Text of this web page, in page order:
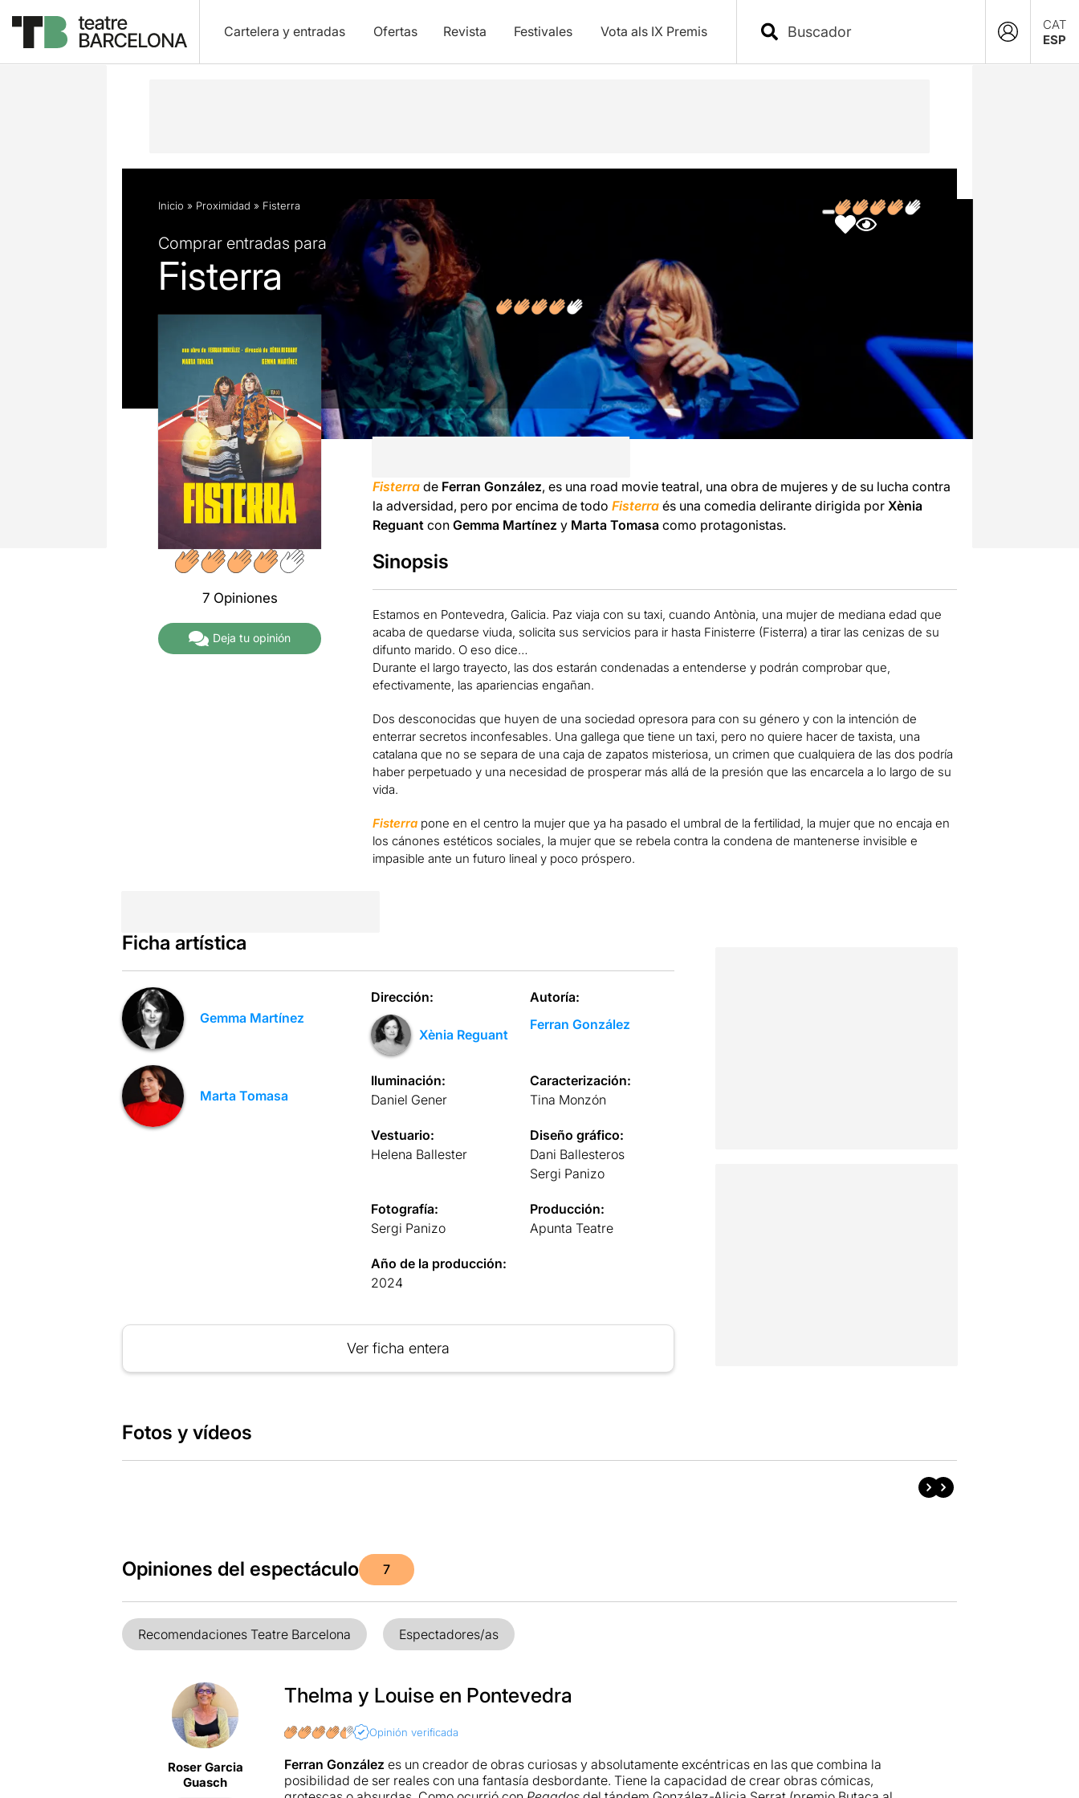
Cartelera y entradas Ofertas Revista Festivales Vota als IX Premis
CAT
ESP
Descripción Ficha artística Fotos y vídeos Opiniones Artículos
Inicio » Proximidad » Fisterra
Comprar entradas para
Fisterra
7 Opiniones
Deja tu opinión
Fisterra de Ferran González, es una road movie teatral, una obra de mujeres y de su lucha contra
la adversidad, pero por encima de todo Fisterraés una comedia delirante dirigida porXènia
Reguant con Gemma Martínez yMarta Tomasa como protagonistas.
Sinopsis
Estamos en Pontevedra, Galicia. Paz viaja con su taxi, cuando Antònia, una mujer de mediana edad que
acaba de quedarse viuda, solicita sus servicios para ir hasta Finisterre (Fisterra) a tirar las cenizas de su
difunto marido. O eso dice…
Durante el largo trayecto, las dos estarán condenadas a entenderse y podrán comprobar que,
efectivamente, las apariencias engañan.
Dos desconocidas que huyen de una sociedad opresora para con su género y con la intención de
enterrar secretos inconfesables. Una gallega que tiene un taxi, pero no quiere hacer de taxista, una
catalana que no se separa de una caja de zapatos misteriosa, un crimen que cualquiera de las dos podría
haber perpetuado y una necesidad de prosperar más allá de la presión que las encarcela a lo largo de su
vida.
Fisterra pone en el centro la mujer que ya ha pasado el umbral de la fertilidad, la mujer que no encaja en
los cánones estéticos sociales, la mujer que se rebela contra la condena de mantenerse invisible e
impasible ante un futuro lineal y poco próspero.
Ficha artística
Gemma Martínez
Marta Tomasa
Dirección:
Xènia Reguant
Autoría:
Ferran González
Iluminación:
Daniel Gener
Caracterización:
Tina Monzón
Vestuario:
Helena Ballester
Diseño gráfico:
Dani Ballesteros
Sergi Panizo
Fotografía:
Sergi Panizo
Producción:
Apunta Teatre
Año de la producción:
2024
Ver ficha entera
Fotos y vídeos
Opiniones del espectáculo 7
Recomendaciones Teatre Barcelona Espectadores/as
Roser Garcia
Guasch
Thelma y Louise en Pontevedra
Opinión verificada
Ferran González es un creador de obras curiosas y absolutamente excéntricas en las que combina la
posibilidad de ser reales con una fantasía desbordante. Tiene la capacidad de crear obras cómicas,